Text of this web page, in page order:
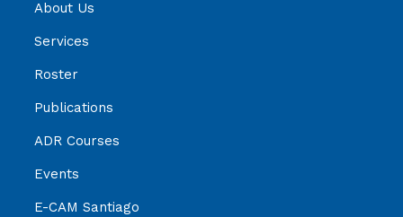
About Us
Services
Roster
Publications
ADR Courses
Events
E-CAM Santiago